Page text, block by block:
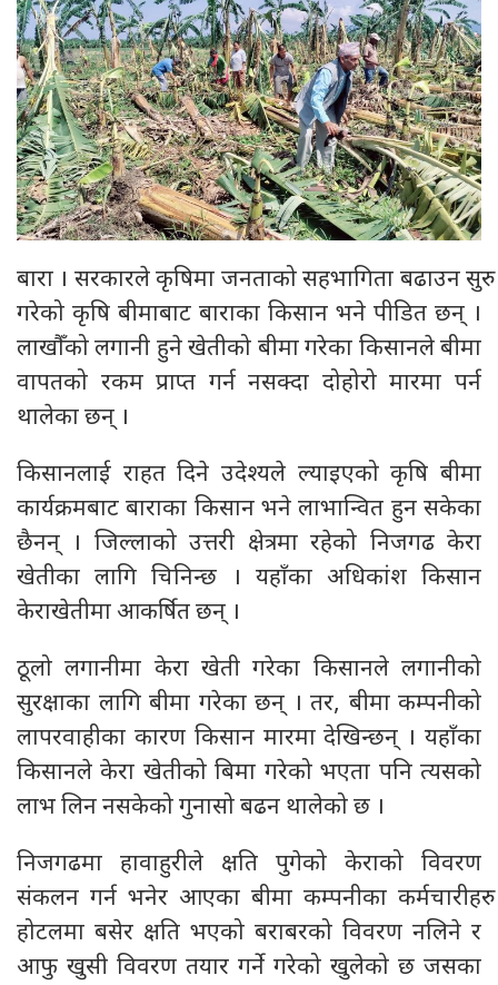
बारा । सरकारले कृषिमा जनताको सहभागिता बढाउन सुरु
गरेको कृषि बीमाबाट बाराका किसान भने पीडित छन् ।
लाखौँको लगानी हुने खेतीको बीमा गरेका किसानले बीमा
वापतको रकम प्राप्त गर्न नसक्दा दोहोरो मारमा पर्न
थालेका छन् ।
किसानलाई राहत दिने उदेश्यले ल्याइएको कृषि बीमा
कार्यक्रमबाट बाराका किसान भने लाभान्वित हुन सकेका
छैनन् । जिल्लाको उत्तरी क्षेत्रमा रहेको निजगढ केरा
खेतीका लागि चिनिन्छ । यहाँका अधिकांश किसान
केराखेतीमा आकर्षित छन् ।
ठूलो लगानीमा केरा खेती गरेका किसानले लगानीको
सुरक्षाका लागि बीमा गरेका छन् । तर, बीमा कम्पनीको
लापरवाहीका कारण किसान मारमा देखिन्छन् । यहाँका
किसानले केरा खेतीको बिमा गरेको भएता पनि त्यसको
लाभ लिन नसकेको गुनासो बढन थालेको छ ।
निजगढमा हावाहुरीले क्षति पुगेको केराको विवरण
संकलन गर्न भनेर आएका बीमा कम्पनीका कर्मचारीहरु
होटलमा बसेर क्षति भएको बराबरको विवरण नलिने र
आफु खुसी विवरण तयार गर्ने गरेको खुलेको छ जसका